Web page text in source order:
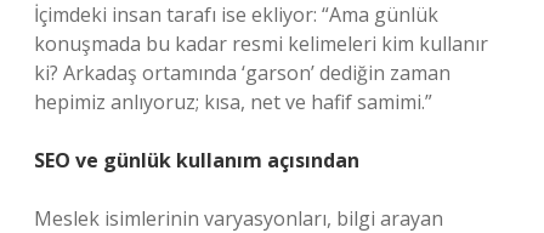
İçimdeki insan tarafı ise ekliyor: “Ama günlük
konuşmada bu kadar resmi kelimeleri kim kullanır
ki? Arkadaş ortamında ‘garson’ dediğin zaman
hepimiz anlıyoruz; kısa, net ve hafif samimi.”
SEO ve günlük kullanım açısından
Meslek isimlerinin varyasyonları, bilgi arayan